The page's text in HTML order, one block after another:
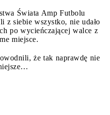
Świata Amp Futbolu
z siebie wszystko, nie udało
po wycieńczającej walce z
miejsce.
że tak naprawdę nie